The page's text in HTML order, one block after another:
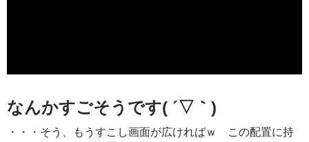
なんかすごそうです( ´▽｀)
・・・そう、もうすこし画面が広ければｗ この配置に持